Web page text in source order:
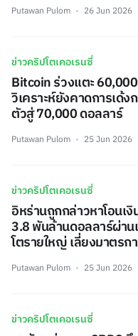
Putawan Pulom 26 Jun 2026
ข่าวคริปโตเคอเรนซี่
Bitcoin ร่วงแตะ
วิเคราะห์ยังคาดการเด้
ตัวสู่ 70,000 ดอลลาร์
Putawan Pulom 25 Jun 2026
ข่าวคริปโตเคอเรนซี่
อิหร่านถูกกล่าวหาโอนเ
3.8 พันล้านดอลลาร์ผ่า
โตรายใหญ่ เลี่ยงมาตร
Putawan Pulom 25 Jun 2026
ข่าวคริปโตเคอเรนซี่